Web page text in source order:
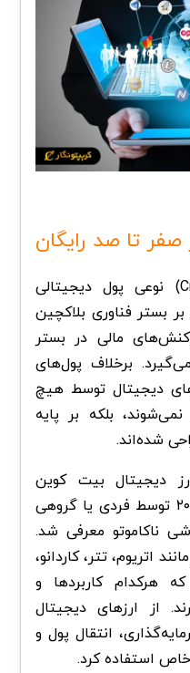
تا صد رایگان
(Cryptocurrency) نوعی پول دیجیتالی
بستر فناوری بلاکچین
مالی در بستر
برخلاف پول‌های
دیجیتال توسط هیچ
بلکه بر پایه
شده‌اند.
دیجیتال بیت‌ کوین
(Bitcoin) است که در سال ۲۰۰۹ توسط فردی یا گروهی
ناکاموتو معرفی شد.
اتریوم، تتر، کاردانو،
هرکدام کاربردها و
از ارزهای دیجیتال
انتقال پول و
استفاده کرد.